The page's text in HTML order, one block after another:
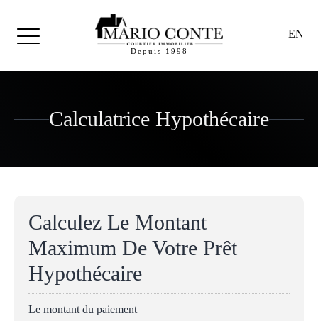
Depuis 1998
EN
Calculatrice Hypothécaire
Calculez Le Montant
Maximum De Votre Prêt
Hypothécaire
Le montant du paiement